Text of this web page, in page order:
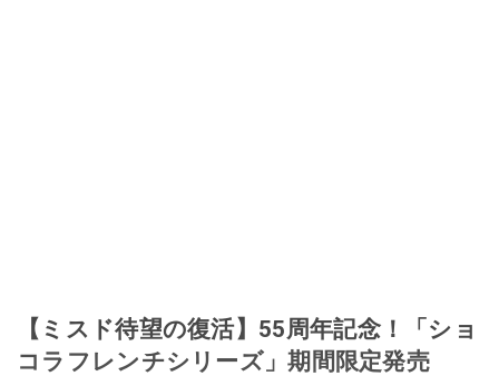
【ミスド待望の復活】55周年記念！「ショ
コラフレンチシリーズ」期間限定発売